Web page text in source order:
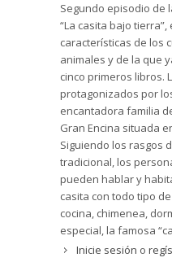
Segundo episodio de
“La casita bajo
características de los
animales y de la que
cinco primeros libros.
protagonizados por
encantadora familia
Gran Encina situada
Siguiendo los rasgos
tradicional, los
pueden hablar y
casita con todo tipo
cocina, chimenea,
especial, la famosa
Zarzamora forman
Inicie sesión o